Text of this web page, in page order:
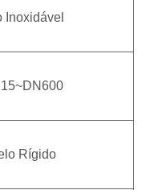
Inoxidável
Rígido